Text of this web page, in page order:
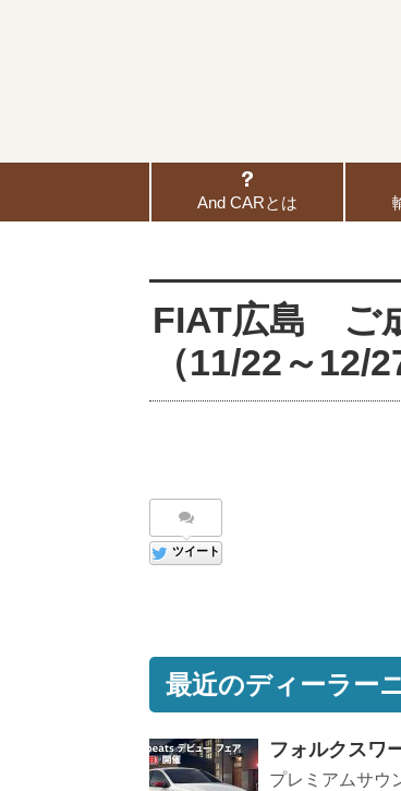
And CARとは
FIAT広島 ご
（11/22～12/
ツイート
最近のディーラー
フォルクスワ
プレミアムサウ